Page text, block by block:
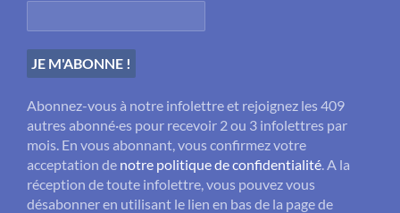
Abonnez-vous à notre infolettre et rejoignez les 409
autres abonné·es pour recevoir 2 ou 3 infolettres par
mois. En vous abonnant, vous confirmez votre
acceptation de notre politique de confidentialité . A la
réception de toute infolettre, vous pouvez vous
désabonner en utilisant le lien en bas de la page de